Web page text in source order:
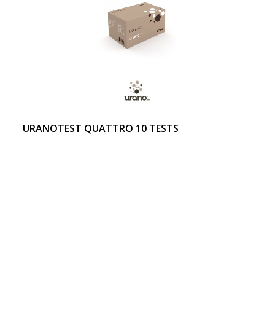
URANOTEST QUATTRO 10 TESTS